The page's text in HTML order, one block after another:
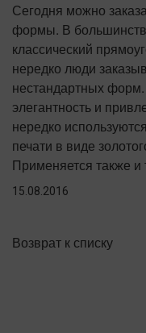
Сегодня можно
формы. В
классический
нередко люди
нестандартных
элегантность и
нередко
печати в виде
Применяется также и
15.08.2016
Возврат к списку